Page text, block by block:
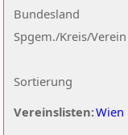
Sortierung
Bundesland
Spgem./Kreis/Verein
Vereinslisten:Wien